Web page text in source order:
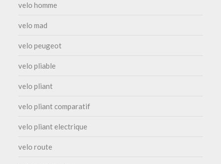
velo homme
velo mad
velo peugeot
velo pliable
velo pliant
velo pliant comparatif
velo pliant electrique
velo route